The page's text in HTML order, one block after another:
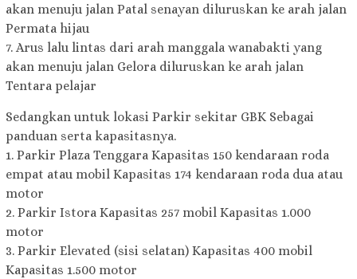
akan menuju jalan Patal senayan diluruskan ke arah jalan
Permata hijau
7. Arus lalu lintas dari arah manggala wanabakti yang
akan menuju jalan Gelora diluruskan ke arah jalan
Tentara pelajar
Sedangkan untuk lokasi Parkir sekitar GBK Sebagai
panduan serta kapasitasnya.
1. Parkir Plaza Tenggara Kapasitas 150 kendaraan roda
empat atau mobil Kapasitas 174 kendaraan roda dua atau
motor
2. Parkir Istora Kapasitas 257 mobil Kapasitas 1.000
motor
3. Parkir Elevated (sisi selatan) Kapasitas 400 mobil
Kapasitas 1.500 motor